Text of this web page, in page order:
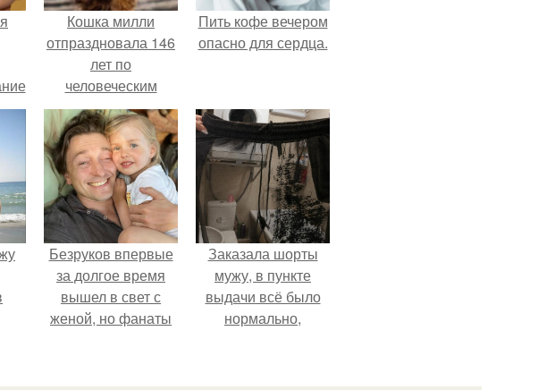
Кошка милли
отпраздновала 146
лет по
человеческим
Меркам и
претендует на
звание самой
старой в мире.
Пить кофе вечером
опасно для сердца.
Безруков впервые
за долгое время
вышел в свет с
женой, но фанаты
Анны: "какая она
Заказала шорты
мужу, в пункте
выдачи всё было
нормально,
предвещало беды.